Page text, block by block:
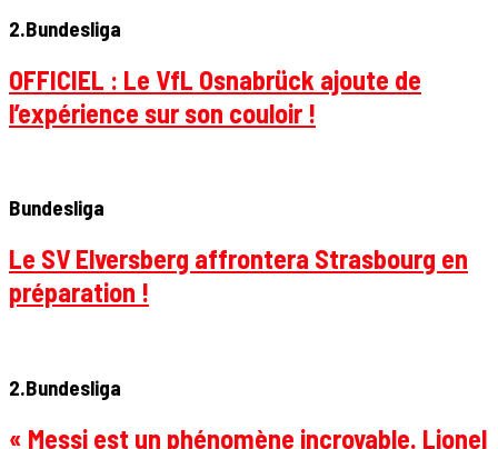
2.Bundesliga
OFFICIEL : Le VfL Osnabrück ajoute de
l’expérience sur son couloir !
Bundesliga
Le SV Elversberg affrontera Strasbourg en
préparation !
2.Bundesliga
« Messi est un phénomène incroyable. Lionel